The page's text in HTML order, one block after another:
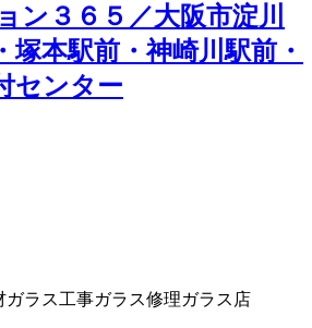
ン３６５／大阪市淀川
塚本駅前・神崎川駅前・
センター
ガラス工事ガラス修理ガラス店